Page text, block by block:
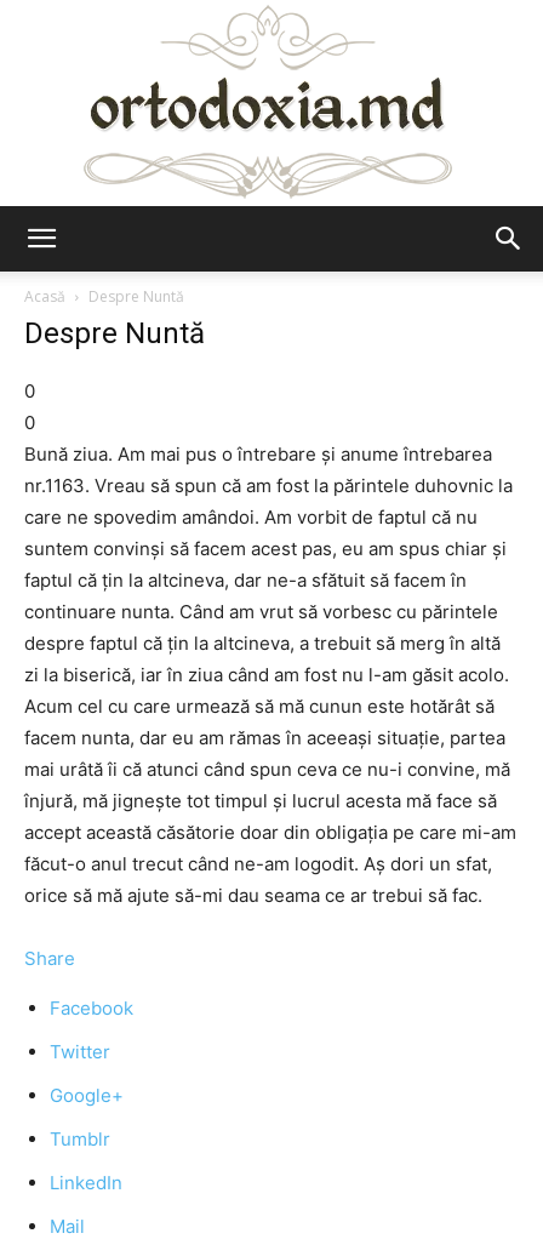
Acasă
Despre Nuntă
Despre Nuntă
0
0
Bună ziua. Am mai pus o întrebare și anume întrebarea
nr.1163. Vreau să spun că am fost la părintele duhovnic la
care ne spovedim amândoi. Am vorbit de faptul că nu
suntem convinși să facem acest pas, eu am spus chiar și
faptul că țin la altcineva, dar ne-a sfătuit să facem în
continuare nunta. Când am vrut să vorbesc cu părintele
despre faptul că țin la altcineva, a trebuit să merg în altă
zi la biserică, iar în ziua când am fost nu l-am găsit acolo.
Acum cel cu care urmează să mă cunun este hotărât să
facem nunta, dar eu am rămas în aceeași situație, partea
mai urâtă îi că atunci când spun ceva ce nu-i convine, mă
înjură, mă jignește tot timpul și lucrul acesta mă face să
accept această căsătorie doar din obligația pe care mi-am
făcut-o anul trecut când ne-am logodit. Aș dori un sfat,
orice să mă ajute să-mi dau seama ce ar trebui să fac.
Share
Facebook
Twitter
Google+
Tumblr
LinkedIn
Mail